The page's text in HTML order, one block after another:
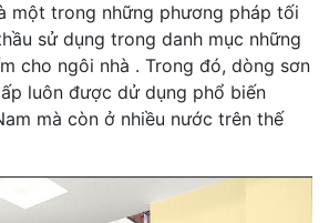
một trong những phương pháp tối
sử dụng trong danh mục những
cho ngôi nhà . Trong đó, dòng sơn
luôn được dử dụng phổ biến
mà còn ở nhiều nước trên thế